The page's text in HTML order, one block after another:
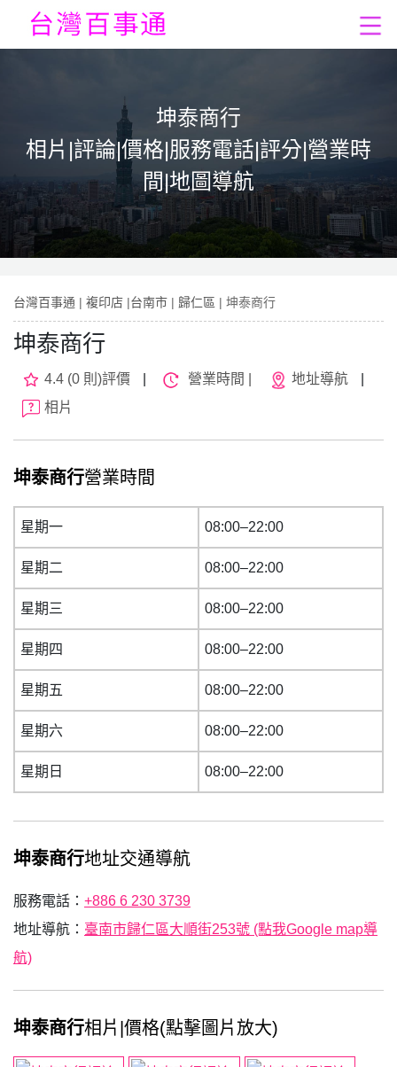
坤泰商行
相片|評論|價格|服務電話|評分|營業時
間|地圖導航
台灣百事通 | 複印店 |台南市 | 歸仁區 | 坤泰商行
坤泰商行
4.4 (0 則)評價 營業時間 | 地址導航
相片
坤泰商行營業時間
星期一 08:00–22:00
星期二 08:00–22:00
星期三 08:00–22:00
星期四 08:00–22:00
星期五 08:00–22:00
星期六 08:00–22:00
星期日 08:00–22:00
坤泰商行地址交通導航
服務電話： +886 6 230 3739
地址導航： 臺南市歸仁區大順街253號 (點我Google map導
航)
坤泰商行相片|價格(點擊圖片放大)